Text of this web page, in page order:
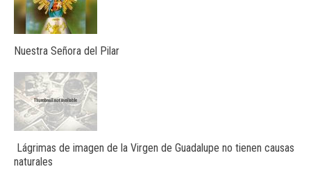
Nuestra Señora del Pilar
Lágrimas de imagen de la Virgen de Guadalupe no tienen causas
naturales